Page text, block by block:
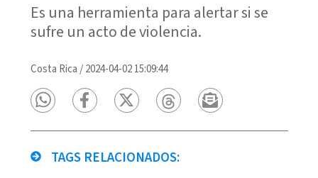
Es una herramienta para alertar si se
sufre un acto de violencia.
Costa Rica /2024-04-02 15:09:44
TAGS RELACIONADOS: